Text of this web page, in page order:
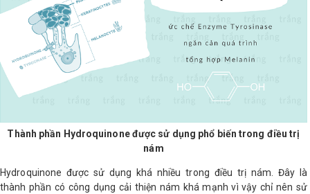
Thành phần Hydroquinone được sử dụng phổ biến trong điều trị
nám
Hydroquinone được sử dụng khá nhiều trong điều trị nám. Đây là
thành phần có công dụng cải thiện nám khá mạnh vì vậy chỉ nên sử